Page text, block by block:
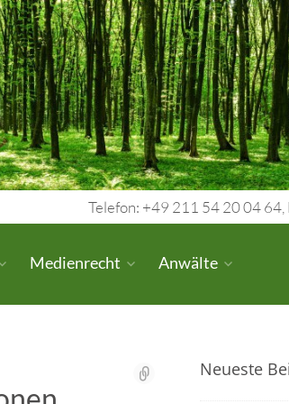
Telefon: +49 211 54 20 04
Medienrecht Anwälte
Neueste